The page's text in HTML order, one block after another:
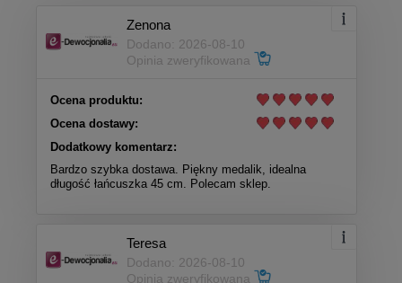
Zenona
Dodano: 2026-08-10
Opinia zweryfikowana
Ocena produktu:
Ocena dostawy:
Dodatkowy komentarz:
Bardzo szybka dostawa. Piękny medalik, idealna
długość łańcuszka 45 cm. Polecam sklep.
Teresa
Dodano: 2026-08-10
Opinia zweryfikowana